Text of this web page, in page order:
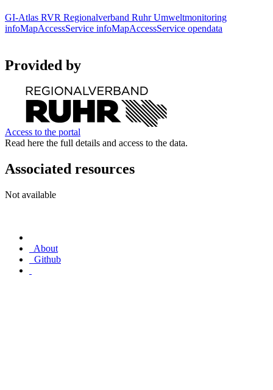
GI-Atlas RVR Regionalverband Ruhr Umweltmonitoring
infoMapAccessService infoMapAccessService opendata
Provided by
Access to the portal
Read here the full details and access to the data.
Associated resources
Not available
About
Github